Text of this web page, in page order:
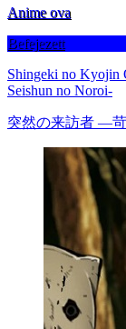
Anime ova
Befejezett
Shingeki no Kyojin
Seishun no Noroi-
突然の来訪者 ―